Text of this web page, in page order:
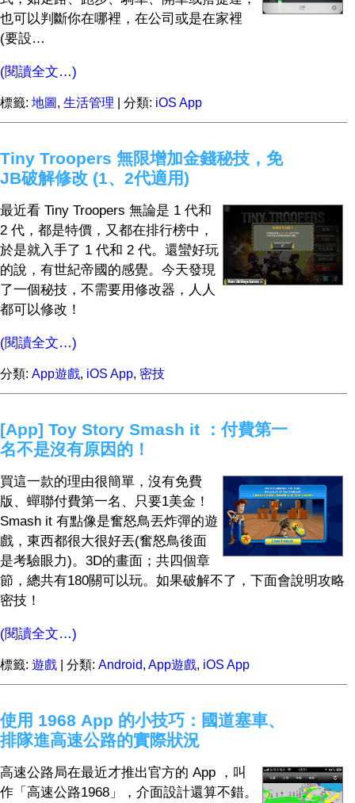
也可以判斷你在哪裡，在公司或是在家裡
(要設…
(閱讀全文…)
標籤: 地圖 , 生活管理 | 分類: iOS App
Tiny Troopers 無限增加金錢秘技，免
JB破解修改 (1、2代適用)
最近看 Tiny Troopers 無論是 1 代和
2 代，都是特價，又都在排行榜中，
於是就入手了 1 代和 2 代。還蠻好玩
的說，有世紀帝國的感覺。今天發現
了一個秘技，不需要用修改器，人人
都可以修改！
(閱讀全文…)
分類: App遊戲, iOS App, 密技
[App] Toy Story Smash it ：付費第一
名不是沒有原因的！
買這一款的理由很簡單，沒有免費
版、蟬聯付費第一名、只要1美金！
Smash it 有點像是奮怒鳥丟炸彈的遊
戲，東西都很大很好丟(奮怒鳥後面
是考驗眼力)。3D的畫面；共四個章
節，總共有180關可以玩。如果破解不了，下面會說明攻略
密技！
(閱讀全文…)
標籤: 遊戲 | 分類: Android, App遊戲, iOS App
使用 1968 App 的小技巧：國道塞車、
排隊進高速公路的實際狀況
高速公路局在最近才推出官方的 App ，叫
作「高速公路1968」，介面設計還算不錯。